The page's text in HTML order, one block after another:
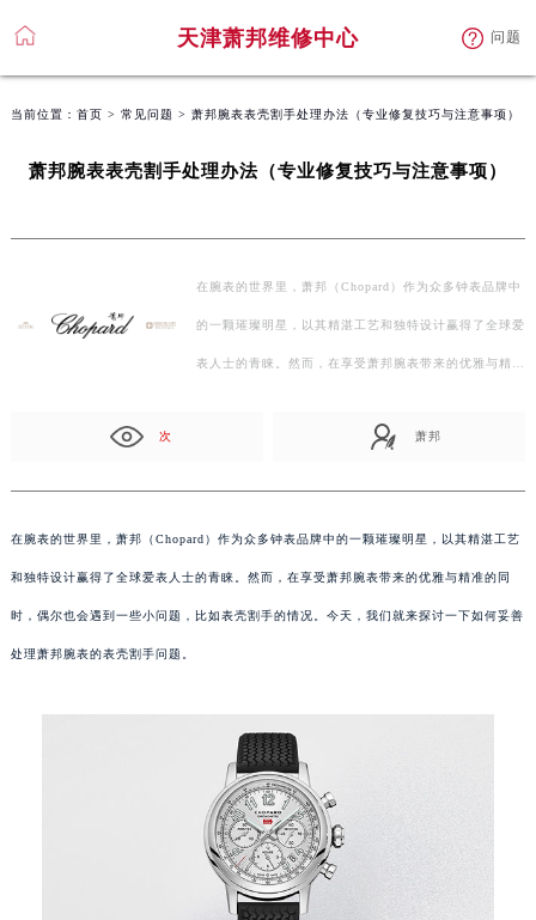
天津萧邦维修中心 问题
当前位置： 首页 > 常见问题 > 萧邦腕表表壳割手处理办法（专业修复技巧与注意事项）
萧邦腕表表壳割手处理办法（专业修复技巧与注意事项）
在腕表的世界里，萧邦（Chopard）作为众多钟表品牌中
的一颗璀璨明星，以其精湛工艺和独特设计赢得了全球爱
表人士的青睐。然而，在享受萧邦腕表带来的优雅与精准
次 萧邦
在腕表的世界里，萧邦（Chopard）作为众多钟表品牌中的一颗璀璨明星，以其精湛工艺
和独特设计赢得了全球爱表人士的青睐。然而，在享受萧邦腕表带来的优雅与精准的同
时，偶尔也会遇到一些小问题，比如表壳割手的情况。今天，我们就来探讨一下如何妥善
处理萧邦腕表的表壳割手问题。